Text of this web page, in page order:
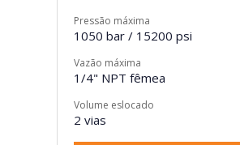
Pressão máxima
1050 bar / 15200 psi
Vazão máxima
1/4" NPT fêmea
Volume eslocado
2 vias